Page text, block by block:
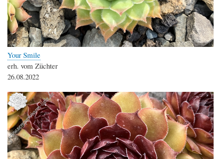
Your Smile
erh. vom Züchter
26.08.2022